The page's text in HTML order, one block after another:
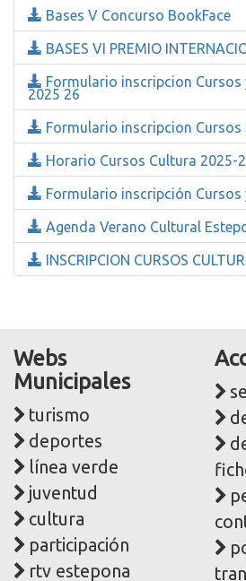
Bases V Concurso BookFace
BASES VI PREMIO
Formulario inscripcion Cursos
2025 26
Formulario inscripcion Cursos
Horario Cursos Cultura 2025-
Formulario inscripción Cursos
Agenda Verano Cultural
INSCRIPCION CURSOS
Webs
Municipales
turismo
deportes
línea verde
juventud
cultura
participación
rtv estepona